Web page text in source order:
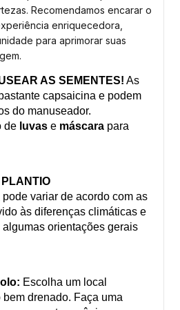
Recomendamos encarar o
enriquecedora,
para aprimorar suas
AS SEMENTES! As
capsaicina e podem
do manuseador.
de luvas e máscara para
variar de acordo com as
às diferenças climáticas e
orientações gerais
Escolha um local
drenado. Faça uma